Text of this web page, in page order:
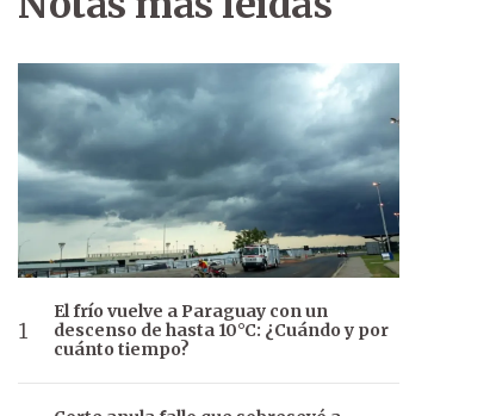
El frío vuelve a Paraguay con un
descenso de hasta 10°C: ¿Cuándo y por
cuánto tiempo?